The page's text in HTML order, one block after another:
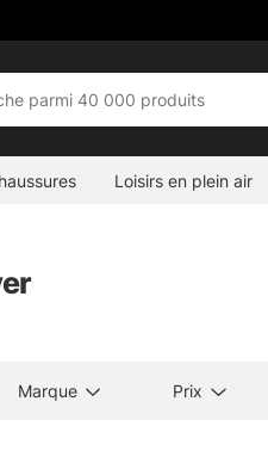
Loisirs en plein air
Marque Prix